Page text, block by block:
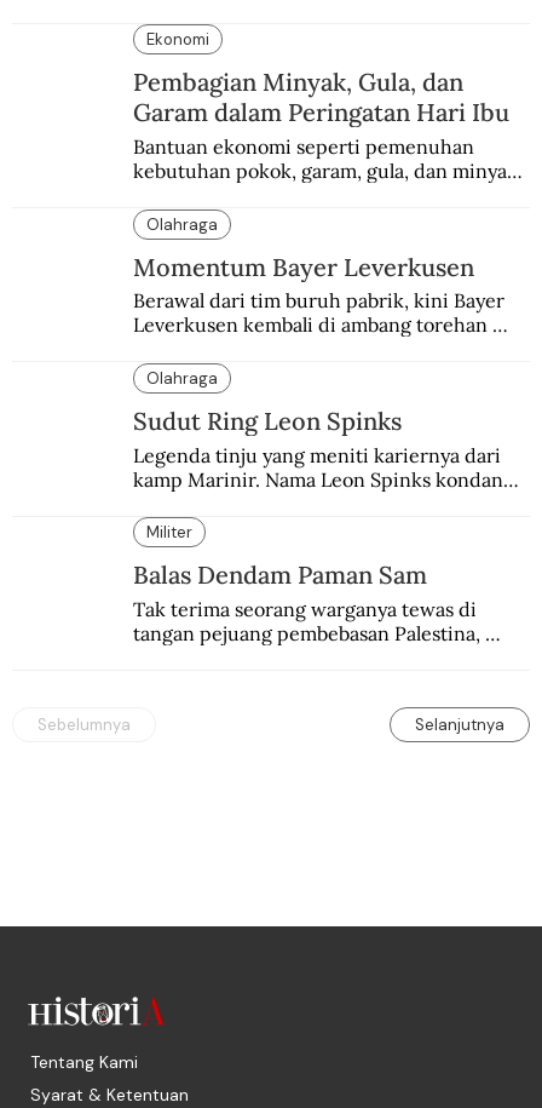
Ekonomi
Pembagian Minyak, Gula, dan
Garam dalam Peringatan Hari Ibu
Bantuan ekonomi seperti pemenuhan
kebutuhan pokok, garam, gula, dan minyak
peringatan Hari Ibu.
Olahraga
Momentum Bayer Leverkusen
Berawal dari tim buruh pabrik, kini Bayer
Leverkusen kembali di ambang torehan
“Neverkusen”.
Olahraga
Sudut Ring Leon Spinks
Legenda tinju yang meniti kariernya dari
kamp Marinir. Nama Leon Spinks kondang
Muhammad Ali.
Militer
Balas Dendam Paman Sam
Tak terima seorang warganya tewas di
tangan pejuang pembebasan Palestina,
Sebelumnya Selanjutnya
Tentang Kami
Syarat & Ketentuan